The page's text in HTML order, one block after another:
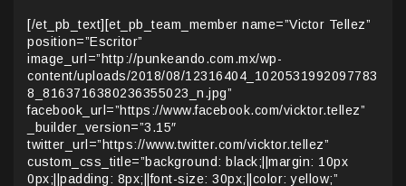
[/et_pb_text][et_pb_team_member name=”Victor Tellez”
position=”Escritor”
image_url=”http://punkeando.com.mx/wp-
content/uploads/2018/08/12316404_1020531992097783
8_8163716380236355023_n.jpg”
facebook_url=”https://www.facebook.com/vicktor.tellez”
_builder_version=”3.15″
twitter_url=”https://www.twitter.com/vicktor.tellez”
custom_css_title=”background: black;||margin: 10px
0px;||padding: 8px;||font-size: 30px;||color: yellow;”